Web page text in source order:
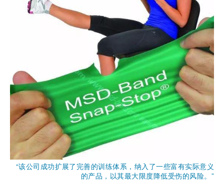
“该公司成功扩展了完善的训练体系，纳入了一些富有实际意义
的产品，以其最大限度降低受伤的风险。”